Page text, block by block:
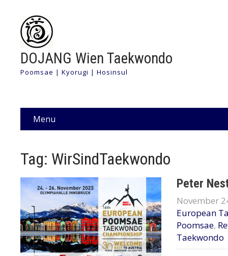
DOJANG Wien Taekwondo
Poomsae | Kyorugi | Hosinsul
Menu
Tag: WirSindTaekwondo
Peter
November
European
Poomsae,
Taekwondo